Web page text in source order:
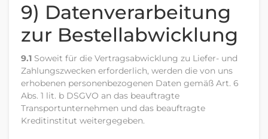
9) Datenverarbeitung
zur Bestellabwicklung
9.1 Soweit für die Vertragsabwicklung zu Liefer- und
Zahlungszwecken erforderlich, werden die von uns
erhobenen personenbezogenen Daten gemäß Art. 6
Abs. 1 lit. b DSGVO an das beauftragte
Transportunternehmen und das beauftragte
Kreditinstitut weitergegeben.